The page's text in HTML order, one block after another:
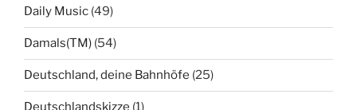
Daily Music (49)
Damals(TM) (54)
Deutschland, deine Bahnhöfe (25)
Deutschlandskizze (1)